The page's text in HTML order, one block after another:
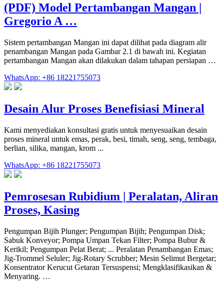
(PDF) Model Pertambangan Mangan |
Gregorio A …
Sistem pertambangan Mangan ini dapat dilihat pada diagram alir
penambangan Mangan pada Gambar 2.1 di bawah ini. Kegiatan
pertambangan Mangan akan dilakukan dalam tahapan persiapan …
WhatsApp: +86 18221755073
Desain Alur Proses Benefisiasi Mineral
Kami menyediakan konsultasi gratis untuk menyesuaikan desain
proses mineral untuk emas, perak, besi, timah, seng, seng, tembaga,
berlian, silika, mangan, krom ...
WhatsApp: +86 18221755073
Pemrosesan Rubidium | Peralatan, Aliran
Proses, Kasing
Pengumpan Bijih Plunger; Pengumpan Bijih; Pengumpan Disk;
Sabuk Konveyor; Pompa Umpan Tekan Filter; Pompa Bubur &
Kerikil; Pengumpan Pelat Berat; ... Peralatan Penambangan Emas;
Jig-Trommel Seluler; Jig-Rotary Scrubber; Mesin Selimut Bergetar;
Konsentrator Kerucut Getaran Tersuspensi; Mengklasifikasikan &
Menyaring. …